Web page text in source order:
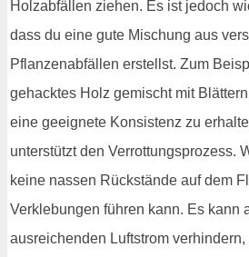
Holzabfällen ziehen. Es ist jedoch
dass du eine gute Mischung aus
Pflanzenabfällen erstellst. Zum
gehacktes Holz gemischt mit
eine geeignete Konsistenz zu
unterstützt den Verrottungsprozess.
keine nassen Rückstände auf dem
Verklebungen führen kann. Es kann
ausreichenden Luftstrom